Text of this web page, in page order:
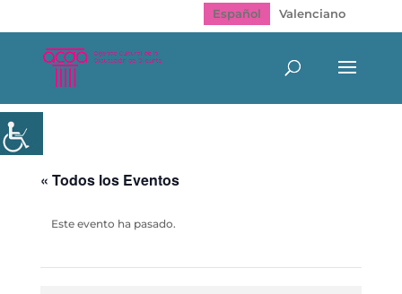
Español Valenciano
« Todos los Eventos
Este evento ha pasado.